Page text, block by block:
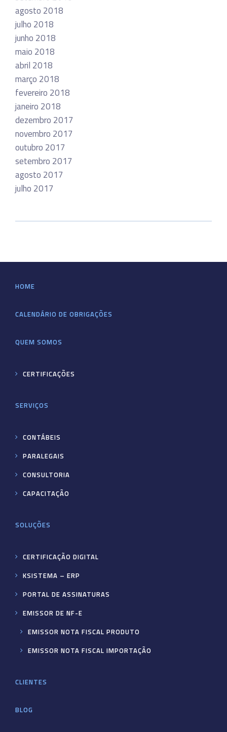
agosto 2018
julho 2018
junho 2018
maio 2018
abril 2018
março 2018
fevereiro 2018
janeiro 2018
dezembro 2017
novembro 2017
outubro 2017
setembro 2017
agosto 2017
julho 2017
HOME
CALENDÁRIO DE OBRIGAÇÕES
QUEM SOMOS
CERTIFICAÇÕES
SERVIÇOS
CONTÁBEIS
PARALEGAIS
CONSULTORIA
CAPACITAÇÃO
SOLUÇÕES
CERTIFICAÇÃO DIGITAL
KSISTEMA – ERP
PORTAL DE ASSINATURAS
EMISSOR DE NF-E
EMISSOR NOTA FISCAL PRODUTO
EMISSOR NOTA FISCAL IMPORTAÇÃO
CLIENTES
BLOG